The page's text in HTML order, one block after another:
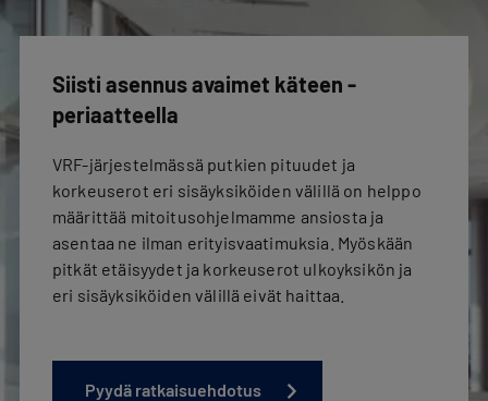
Siisti asennus avaimet käteen -
periaatteella
VRF-järjestelmässä putkien pituudet ja
korkeuserot eri sisäyksiköiden välillä on helppo
määrittää mitoitusohjelmamme ansiosta ja
asentaa ne ilman erityisvaatimuksia. Myöskään
pitkät etäisyydet ja korkeuserot ulkoyksikön ja
eri sisäyksiköiden välillä eivät haittaa.
Pyydä ratkaisuehdotus